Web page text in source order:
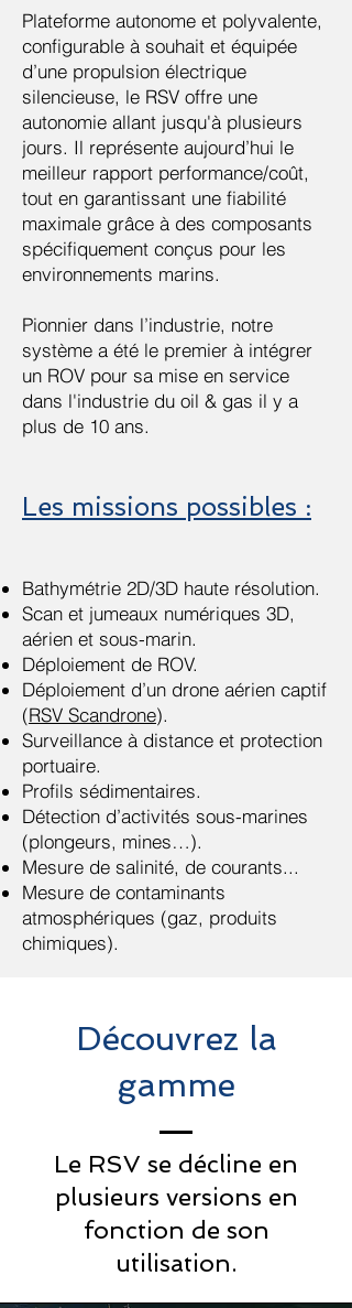
Plateforme autonome et polyvalente,
configurable à souhait et équipée
d’une propulsion électrique
silencieuse, le RSV offre une
autonomie allant jusqu'à plusieurs
jours. Il représente aujourd’hui le
meilleur rapport performance/coût,
tout en garantissant une fiabilité
maximale grâce à des composants
spécifiquement conçus pour les
environnements marins.
Pionnier dans l’industrie, notre
système a été le premier à intégrer
un ROV pour sa mise en service
dans l'industrie du oil & gas il y a
plus de 10 ans.
Les missions possibles :
Bathymétrie 2D/3D haute résolution.
Scan et jumeaux numériques 3D,
aérien et sous-marin.
Déploiement de ROV.
Déploiement d’un drone aérien captif
(RSV Scandrone).
Surveillance à distance et protection
portuaire.
Profils sédimentaires.
Détection d’activités sous-marines
(plongeurs, mines…).
Mesure de salinité, de courants...
Mesure de contaminants
atmosphériques (gaz, produits
chimiques).
Découvrez la
gamme
Le RSV se décline en
plusieurs versions en
fonction de son
utilisation.